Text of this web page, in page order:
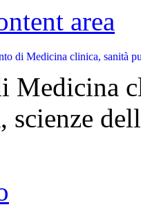
area
Medicina
scienze